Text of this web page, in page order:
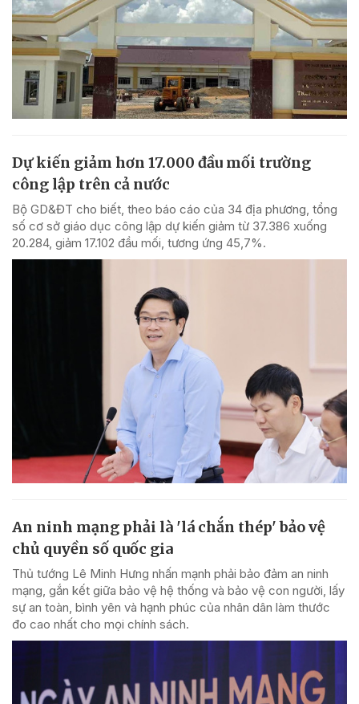
Dự kiến giảm hơn 17.000 đầu mối trường
công lập trên cả nước
Bộ GD&ĐT cho biết, theo báo cáo của 34 địa phương, tổng
số cơ sở giáo dục công lập dự kiến giảm từ 37.386 xuống
20.284, giảm 17.102 đầu mối, tương ứng 45,7%.
An ninh mạng phải là 'lá chắn thép' bảo vệ
chủ quyền số quốc gia
Thủ tướng Lê Minh Hưng nhấn mạnh phải bảo đảm an ninh
mạng, gắn kết giữa bảo vệ hệ thống và bảo vệ con người, lấy
sự an toàn, bình yên và hạnh phúc của nhân dân làm thước
đo cao nhất cho mọi chính sách.